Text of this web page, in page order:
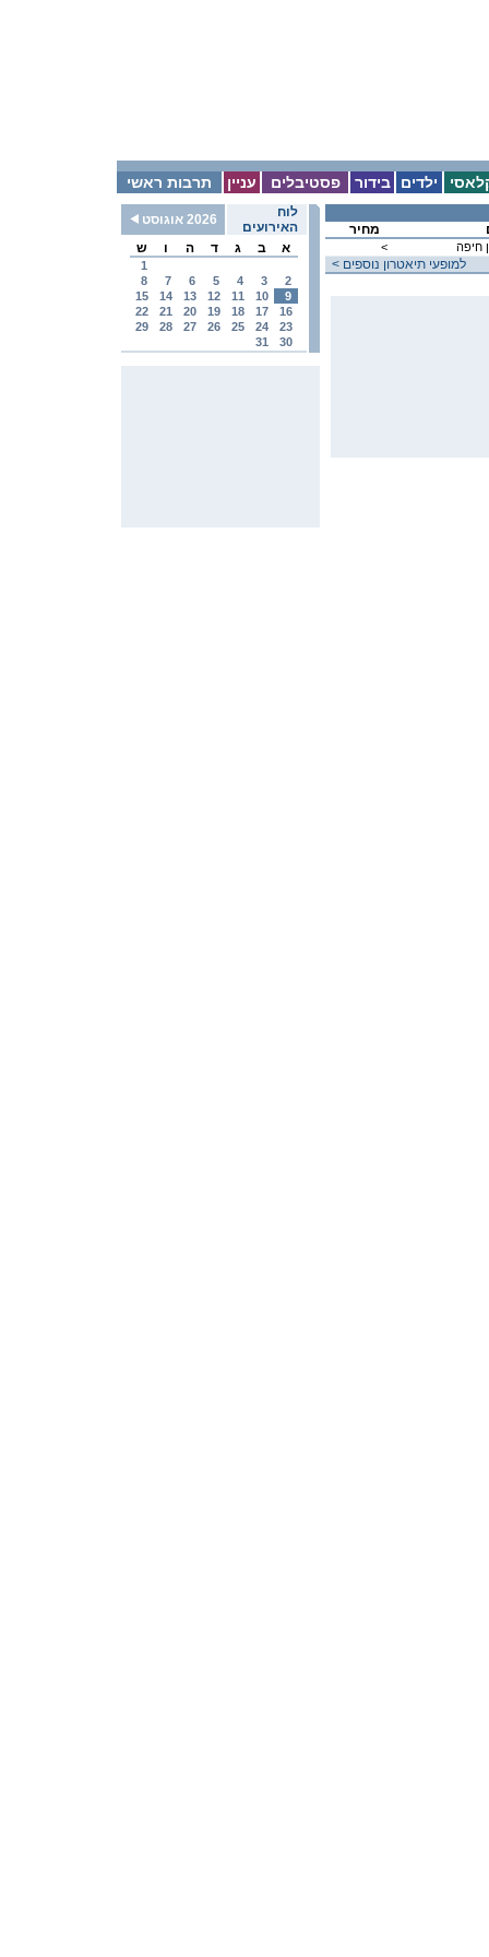
תרבות ראשי עניין פסטיבלים בידור ילדים
לוח
האירועים
2026 אוגוסט
א
ב ג ד ה ו ש
1
2
3
4
5
6
7
8
9
10
11
12
13
14
15
16
17
18
19
20
21
22
23
24
25
26
27
28
29
30
31
מחיר
< חיפה
< למופעי תיאטרון נוספים